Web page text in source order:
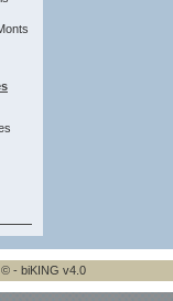
- biKING v4.0